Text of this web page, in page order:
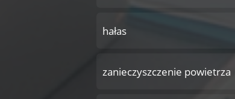
hałas
zanieczyszczenie powietrza